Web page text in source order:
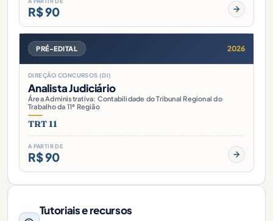
R$ 90
PRÉ-EDITAL 2026
DIREÇÃO CONCURSOS (DI)
Analista Judiciário
Área Administrativa: Contabilidade do Tribunal Regional do
Trabalho da 11ª Região
TRT 11
A PARTIR DE
R$ 90
Tutoriais e recursos